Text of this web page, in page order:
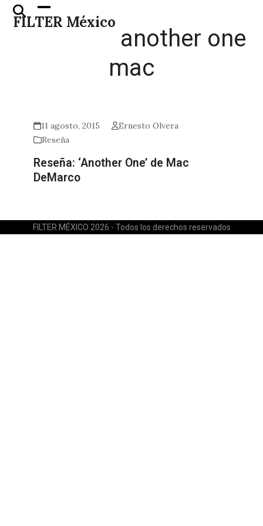
Skip
FILTER México
Open
mobile
Close
mobile
another one
mac
11 agosto, 2015
Ernesto Olvera
Reseña
Reseña: ‘Another One’ de Mac
DeMarco
FILTER MÉXICO 2026 - Todos los derechos reservados